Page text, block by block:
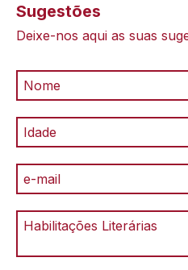
Sugestões
Deixe-nos aqui as suas